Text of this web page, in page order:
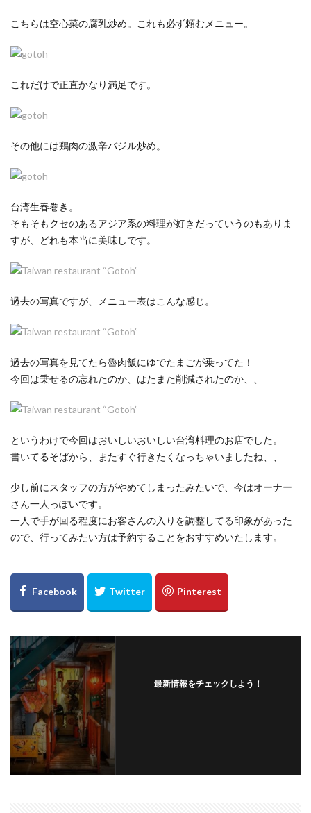
こちらは空心菜の腐乳炒め。これも必ず頼むメニュー。
これだけで正直かなり満足です。
その他には鶏肉の激辛バジル炒め。
台湾生春巻き。
そもそもクセのあるアジア系の料理が好きだっていうのもありま
すが、どれも本当に美味しです。
過去の写真ですが、メニュー表はこんな感じ。
過去の写真を見てたら魯肉飯にゆでたまごが乗ってた！
今回は乗せるの忘れたのか、はたまた削減されたのか、、
というわけで今回はおいしいおいしい台湾料理のお店でした。
書いてるそばから、またすぐ行きたくなっちゃいましたね、、
少し前にスタッフの方がやめてしまったみたいで、今はオーナー
さん一人っぽいです。
一人で手が回る程度にお客さんの入りを調整してる印象があった
ので、行ってみたい方は予約することをおすすめいたします。
最新情報をチェックしよう！